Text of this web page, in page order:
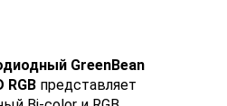
GreenBean
RGB представляет